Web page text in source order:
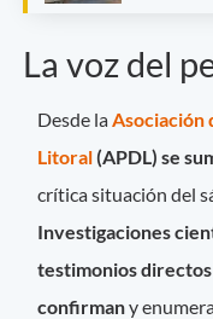
La voz del
Desde la Asociación
Litoral(APDL) se
crítica situación del
Investigaciones
testimonios
confirmany